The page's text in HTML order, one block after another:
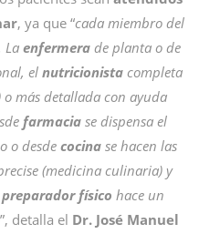
, ya que “cada miembro del
La enfermera de planta o de
el nutricionista completa
más detallada con ayuda
farmacia se dispensa el
o desde cocina se hacen las
(medicina culinaria) y
preparador físico hace un
”, detalla el Dr. José Manuel